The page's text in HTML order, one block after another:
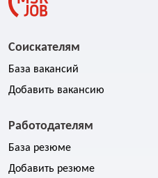
Соискателям
База вакансий
Добавить вакансию
Работодателям
База резюме
Добавить резюме